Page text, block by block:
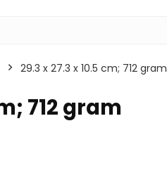
‎29.3 x 27.3 x 10.5 cm; 712 gram
712 gram